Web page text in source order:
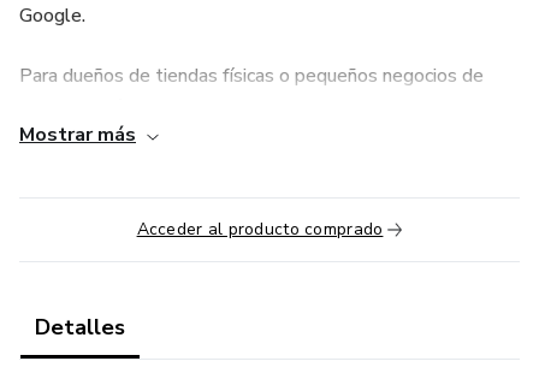
Google.
Para dueños de tiendas físicas o pequeños negocios de
• Si tienes tienda online pero no logras ventas ni visibilidad.
Mostrar más
Acceder al producto comprado
Detalles